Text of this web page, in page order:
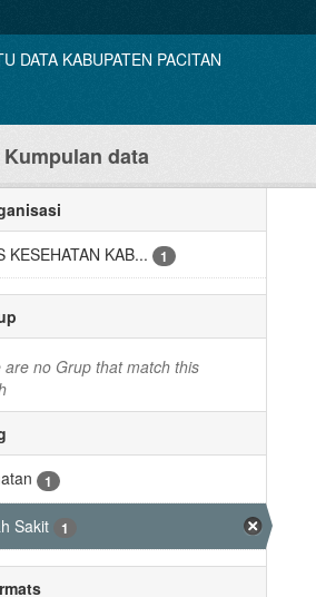
Kumpulan data
KESEHATAN KAB...
1
are no Grup that match this
1
Sakit 1